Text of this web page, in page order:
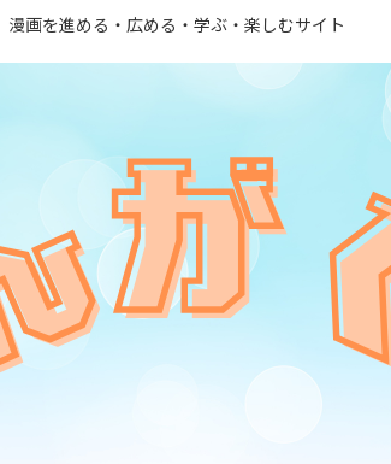
漫画を進める・広める・学ぶ・楽しむサイト